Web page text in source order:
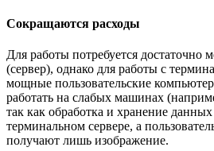
Сокращаются расходы
Для работы потребуется
(сервер), однако для работы с
мощные пользовательские
работать на слабых машинах
так как обработка и хранение данных
терминальном сервере, а
получают лишь изображение.